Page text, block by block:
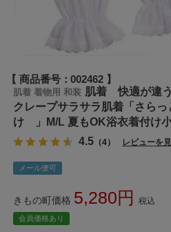
商品番号 002462
肌着 着物用 和装 肌着 快適が違
クレープサラサラ肌着「さら
け 」M/L 夏もOK浴衣着付け
4.5 （4） レビューを
メール便可
きもの町価格 5,280 税込
会員価格あり